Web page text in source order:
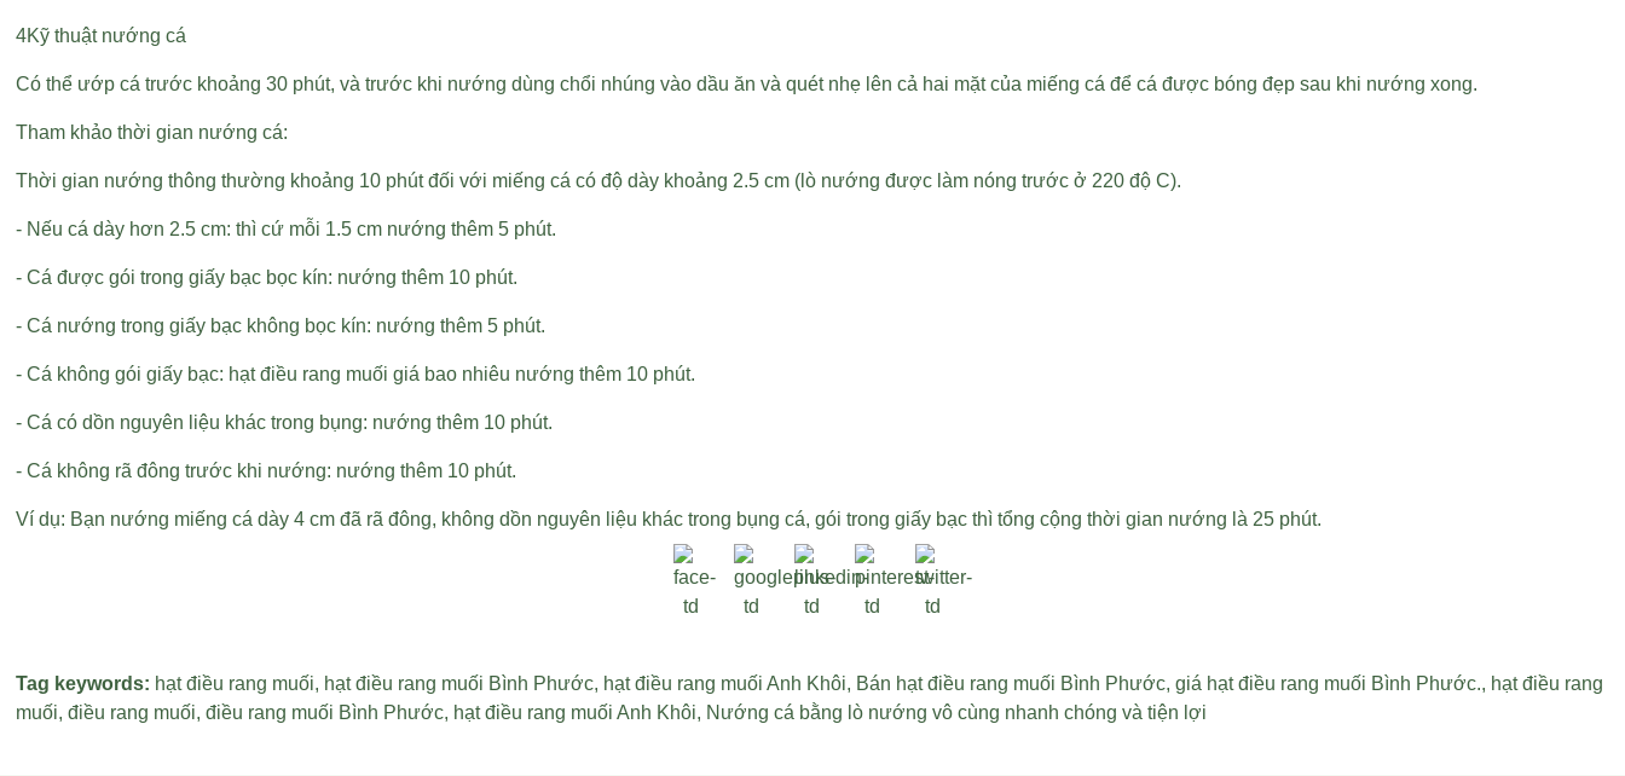
4Kỹ thuật nướng cá
Có thể ướp cá trước khoảng 30 phút, và trước khi nướng dùng chổi nhúng vào dầu ăn và quét nhẹ lên cả hai mặt của miếng cá để cá được bóng đẹp sau khi nướng xong.
Tham khảo thời gian nướng cá:
Thời gian nướng thông thường khoảng 10 phút đối với miếng cá có độ dày khoảng 2.5 cm (lò nướng được làm nóng trước ở 220 độ C).
- Nếu cá dày hơn 2.5 cm: thì cứ mỗi 1.5 cm nướng thêm 5 phút.
- Cá được gói trong giấy bạc bọc kín: nướng thêm 10 phút.
- Cá nướng trong giấy bạc không bọc kín: nướng thêm 5 phút.
- Cá không gói giấy bạc: hạt điều rang muối giá bao nhiêu nướng thêm 10 phút.
- Cá có dồn nguyên liệu khác trong bụng: nướng thêm 10 phút.
- Cá không rã đông trước khi nướng: nướng thêm 10 phút.
Ví dụ: Bạn nướng miếng cá dày 4 cm đã rã đông, không dồn nguyên liệu khác trong bụng cá, gói trong giấy bạc thì tổng cộng thời gian nướng là 25 phút.
Tag keywords: hạt điều rang muối, hạt điều rang muối Bình Phước, hạt điều rang muối Anh Khôi, Bán hạt điều rang muối Bình Phước,giá hạt điều rang muối Bình Phước., hạt điều rang
muối,điều rang muối,điều rang muối Bình Phước, hạt điều rang muối Anh Khôi, Nướng cá bằng lò nướng vô cùng nhanh chóng và tiện lợi